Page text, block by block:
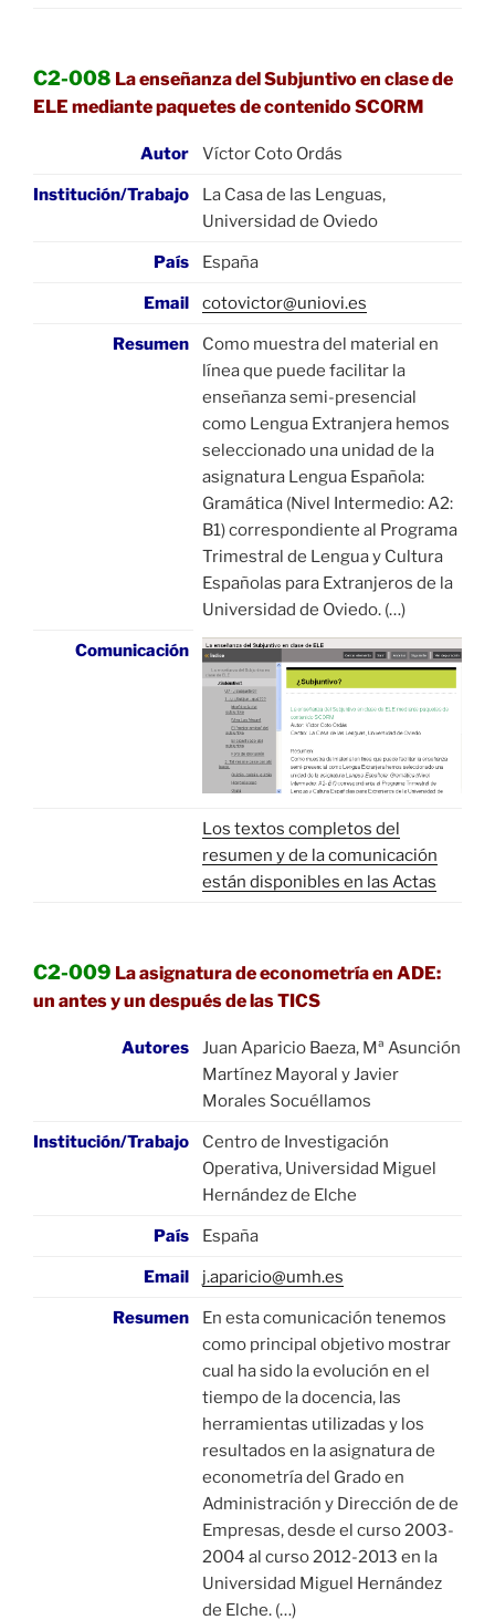
C2-008 La enseñanza del Subjuntivo en clase de
ELE mediante paquetes de contenido SCORM
Autor Víctor Coto Ordás
Institución/Trabajo
La Casa de las Lenguas,
Universidad de Oviedo
País España
Email cotovictor@uniovi.es
Resumen
Como muestra del material en
línea que puede facilitar la
enseñanza semi-presencial
como Lengua Extranjera hemos
seleccionado una unidad de la
asignatura Lengua Española:
Gramática (Nivel Intermedio: A2:
B1) correspondiente al Programa
Trimestral de Lengua y Cultura
Españolas para Extranjeros de la
Universidad de Oviedo. (…)
Comunicación
Los textos completos del
resumen y de la comunicación
están disponibles en las Actas
C2-009 La asignatura de econometría en ADE:
un antes y un después de las TICS
Autores
Juan Aparicio Baeza, Mª Asunción
Martínez Mayoral y Javier
Morales Socuéllamos
Institución/Trabajo
Centro de Investigación
Operativa, Universidad Miguel
Hernández de Elche
País España
Email j.aparicio@umh.es
Resumen
En esta comunicación tenemos
como principal objetivo mostrar
cual ha sido la evolución en el
tiempo de la docencia, las
herramientas utilizadas y los
resultados en la asignatura de
econometría del Grado en
Administración y Dirección de de
Empresas, desde el curso 2003-
2004 al curso 2012-2013 en la
Universidad Miguel Hernández
de Elche. (…)